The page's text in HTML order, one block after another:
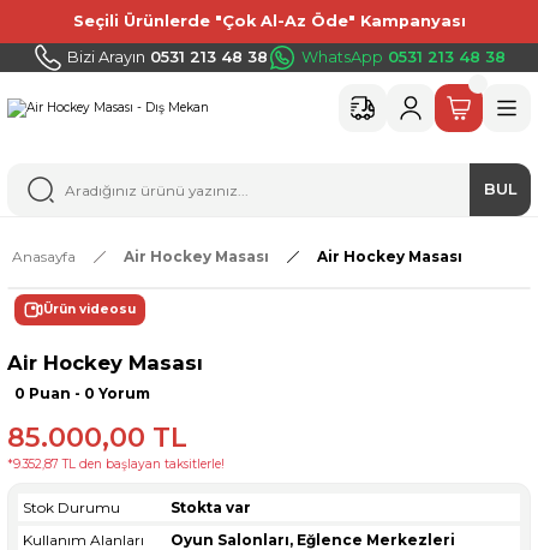
Seçili Ürünlerde "Çok Al-Az Öde" Kampanyası
Bizi Arayın 0531 213 48 38 WhatsApp 0531 213 48 38
BUL
Anasayfa Air Hockey Masası Air Hockey Masası
Ürün videosu
Air Hockey Masası
0 Puan - 0 Yorum
85.000,00 TL
*9.352,87 TL den başlayan taksitlerle!
Stok Durumu
Stokta var
Kullanım Alanları
Oyun Salonları, Eğlence Merkezleri